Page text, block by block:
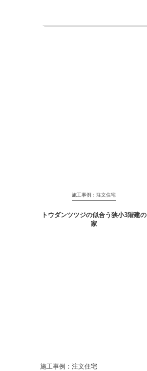
施工事例：注文住宅
トウダンツツジの似合う狭小3階建の
家
施工事例：注文住宅